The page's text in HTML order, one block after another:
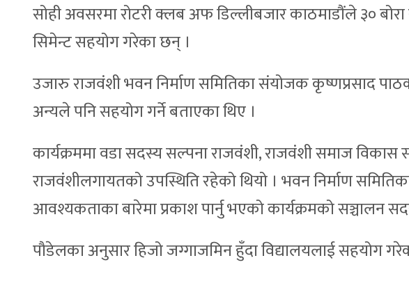
सोही अवसरमा रोटरी क्लब अफ डिल्लीबजार काठमाडौंले ३०
सिमेन्ट सहयोग गरेका छन् ।
उजारु राजवंशी भवन निर्माण समितिका संयोजक कृष्णप्रसाद
अन्यले पनि सहयोग गर्ने बताएका थिए ।
कार्यक्रममा वडा सदस्य सल्पना राजवंशी, राजवंशी समाज
राजवंशीलगायतको उपस्थिति रहेको थियो । भवन निर्माण
आवश्यकताका बारेमा प्रकाश पार्नु भएको कार्यक्रमको सञ्चालन
पौडेलका अनुसार हिजो जग्गाजमिन हुँदा विद्यालयलाई सहयोग